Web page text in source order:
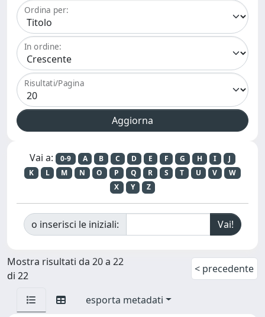
Ordina per:
In ordine:
Risultati/Pagina
Vai a: 0-9 A B C D E F G H I
J
K
L M N O P Q R S T U V
W
X
Y Z
o inserisci le iniziali:
Mostra risultati da 20 a 22
di 22
< precedente
esporta metadati